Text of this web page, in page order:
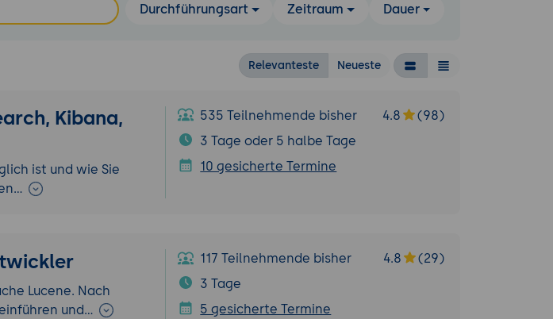
Durchführungsart Zeitraum Dauer
Relevanteste Neueste
Kibana,
ist und wie Sie
535 Teilnehmende bisher 4.8
(98)
3 Tage oder 5 halbe Tage
10 gesicherte Termine
Lucene. Nach
und…
117 Teilnehmende bisher 4.8
(29)
3 Tage
5 gesicherte Termine